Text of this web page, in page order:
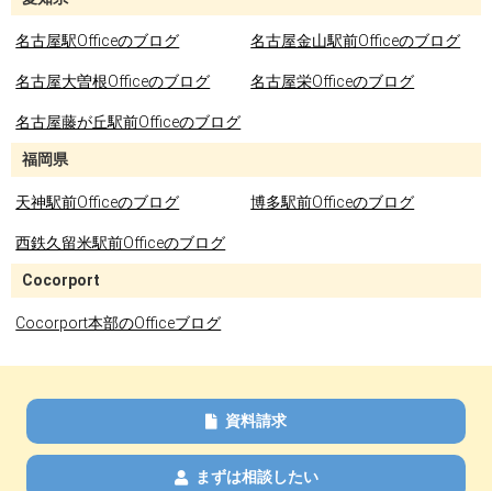
名古屋駅Officeのブログ 名古屋金山駅前Officeのブログ
名古屋大曽根Officeのブログ 名古屋栄Officeのブログ
名古屋藤が丘駅前Officeのブログ
福岡県
天神駅前Officeのブログ 博多駅前Officeのブログ
西鉄久留米駅前Officeのブログ
Cocorport
Cocorport本部のOfficeブログ
資料請求
まずは相談したい